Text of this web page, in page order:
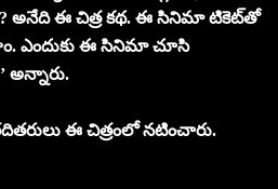
అనేది ఈ చిత్ర కథ. ఈ సినిమా టికెట్‌తో
ఎందుకు ఈ సినిమా చూసి
అన్నారు.
ఈ చిత్రంలో నటించారు.